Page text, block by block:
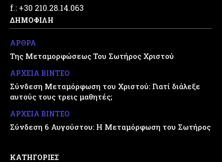
f.: +30 210.28.14.063
ΔΗΜΟΦΙΛΗ
ΑΡΘΡΑ
Της Μεταμορφώσεως Του Σωτήρος Χριστού
ΑΡΧΕΙΑ ΒΙΝΤΕΟ
Σύνδεση Μεταμόρφωση του Χριστού: Γιατί διάλεξε
αυτούς τους τρεις μαθητές;
ΑΡΧΕΙΑ ΒΙΝΤΕΟ
Σύνδεση 6 Αυγούστου: Η Μεταμόρφωση του Σωτήρος
ΚΑΤΗΓΟΡΙΕΣ